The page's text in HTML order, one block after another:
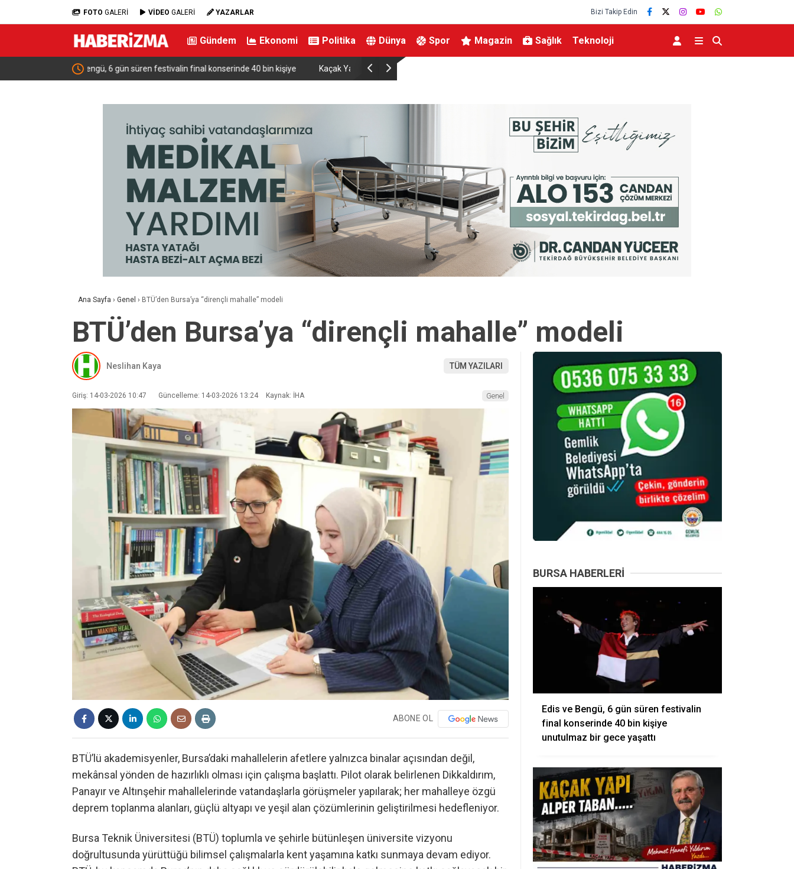
FOTO GALERİ VİDEO GALERİ YAZARLAR Bizi Takip Edin
Gündem Ekonomi Politika Dünya Spor Magazin Sağlık Teknoloji
Kaçak Yapı – Alper Taban… Çalışma ve Sosyal Güvenlik Bakanı Işıkhan Karabük’te Temaslarda
Ana Sayfa › Genel › BTÜ’den Bursa’ya “dirençli mahalle” modeli
BTÜ’den Bursa’ya “dirençli mahalle” modeli
Neslihan Kaya TÜM YAZILARI
Giriş: 14-03-2026 10:47 Güncelleme: 14-03-2026 13:24 Kaynak: İHA Genel
ABONE OL
BTÜ’lü akademisyenler, Bursa’daki mahallelerin afetlere yalnızca binalar açısından değil,
mekânsal yönden de hazırlıklı olması için çalışma başlattı. Pilot olarak belirlenen Dikkaldırım,
Panayır ve Altınşehir mahallelerinde vatandaşlarla görüşmeler yapılarak; her mahalleye özgü
deprem toplanma alanları, güçlü altyapı ve yeşil alan çözümlerinin geliştirilmesi hedefleniyor.
Bursa Teknik Üniversitesi (BTÜ) toplumla ve şehirle bütünleşen üniversite vizyonu
doğrultusunda yürüttüğü bilimsel çalışmalarla kent yaşamına katkı sunmaya devam ediyor.
BURSA HABERLERI
Edis ve Bengü, 6 gün süren festivalin
final konserinde 40 bin kişiye
unutulmaz bir gece yaşattı